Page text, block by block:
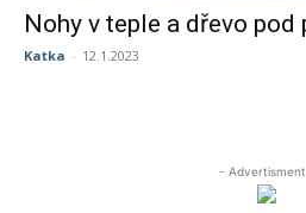
Nohy v teple a dřevo pod
Katka - 12.1.2023
-